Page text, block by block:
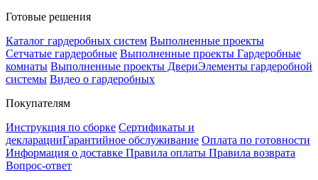
Готовые решения
Каталог гардеробных систем Выполненные проекты
Сетчатые гардеробные Выполненные проекты Гардеробные
комнаты Выполненные проекты ДвериЭлементы гардеробной
системы Видео о гардеробных
Покупателям
Инструкция по сборке Сертификаты и
декларацииГарантийное обслуживание Оплата по готовности
Информация о доставке Правила оплаты Правила возврата
Вопрос-ответ